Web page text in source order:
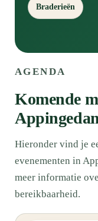
Braderieën
AGENDA
Komende
Hieronder vind je
evenementen in
meer informatie
bereikbaarheid.